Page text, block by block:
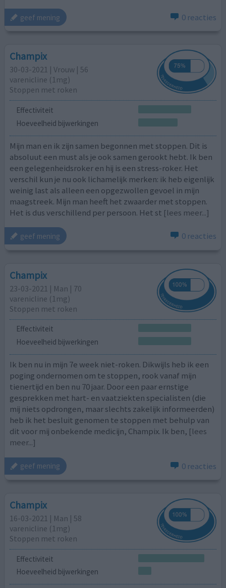
geef mening 0 reacties
Champix
30-03-2021 | Vrouw | 56
varenicline (1mg)
Stoppen met roken
Effectiviteit
Hoeveelheid bijwerkingen
Mijn man en ik zijn samen begonnen met stoppen. Dit is
absoluut een must als je ook samen gerookt hebt. Ik ben
een gelegenheidsroker en hij is een stress-roker. Het
verschil kun je nu ook lichamelijk merken: ik heb eigenlijk
weinig last als alleen een opgezwollen gevoel in mijn
maagstreek. Mijn man heeft het zwaarder met stoppen.
Het is dus verschillend per persoon. Het st [lees meer...]
geef mening 0 reacties
Champix
23-03-2021 | Man | 70
varenicline (1mg)
Stoppen met roken
Effectiviteit
Hoeveelheid bijwerkingen
Ik ben nu in mijn 7e week niet-roken. Dikwijls heb ik een
poging ondernomen om te stoppen, rook vanaf mijn
tienertijd en ben nu 70 jaar. Door een paar ernstige
gesprekken met hart- en vaatziekten specialisten (die
mij niets opdrongen, maar slechts zakelijk informeerden)
heb ik het besluit genomen te stoppen met behulp van
dit voor mij onbekende medicijn, Champix. Ik ben, [lees
meer...]
geef mening 0 reacties
Champix
16-03-2021 | Man | 58
varenicline (1mg)
Stoppen met roken
Effectiviteit
Hoeveelheid bijwerkingen